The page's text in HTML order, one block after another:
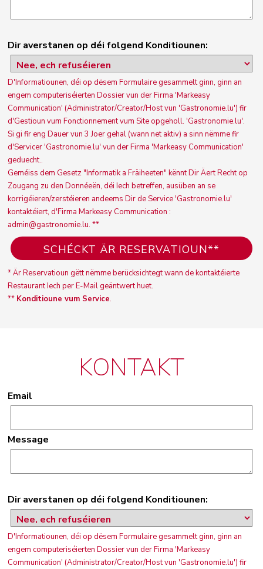
Dir averstanen op déi folgend Konditiounen:
D'Informatiounen, déi op dësem Formulaire gesammelt ginn, ginn an
engem computeriséierten Dossier vun der Firma 'Markeasy
Communication' (Administrator/Creator/Host vun 'Gastronomie.lu') fir
d'Gestioun vum Fonctionnement vum Site opgeholl. 'Gastronomie.lu'.
Si gi fir eng Dauer vun 3 Joer gehal (wann net aktiv) a sinn nëmme fir
d'Servicer 'Gastronomie.lu' vun der Firma 'Markeasy Communication'
geduecht..
Geméiss dem Gesetz "Informatik a Fräiheeten" kënnt Dir Äert Recht op
Zougang zu den Donnéeën, déi Iech betreffen, ausüben an se
korrigéieren/zerstéieren andeems Dir de Service 'Gastronomie.lu'
kontaktéiert, d'Firma Markeasy Communication :
admin@gastronomie.lu. **
* Är Reservatioun gëtt nëmme berücksichtegt wann de kontaktéierte
Restaurant Iech per E-Mail geäntwert huet.
** Konditioune vum Service.
KONTAKT
Email
Message
Dir averstanen op déi folgend Konditiounen:
D'Informatiounen, déi op dësem Formulaire gesammelt ginn, ginn an
engem computeriséierten Dossier vun der Firma 'Markeasy
Communication' (Administrator/Creator/Host vun 'Gastronomie.lu') fir